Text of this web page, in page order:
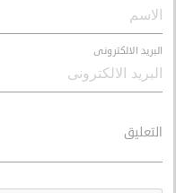
البريد الالكترونى
التعليق